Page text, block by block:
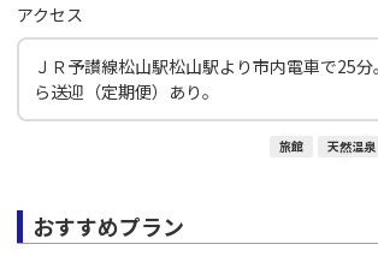
アクセス
ＪＲ予讃線松山駅松山駅より市内電車で25
ら送迎（定期便）あり。
旅館 天然温泉
おすすめプラン